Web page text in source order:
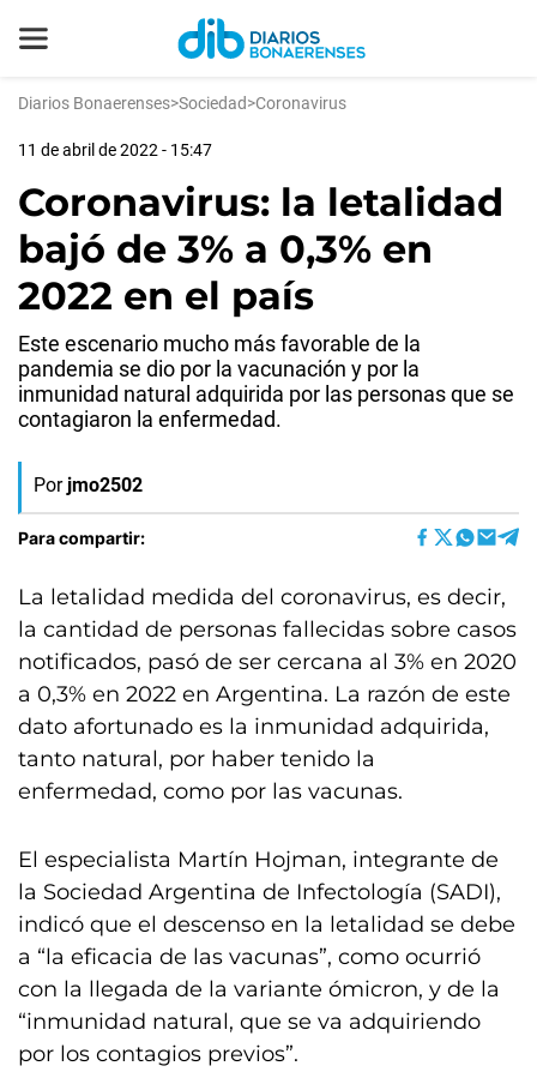
Diarios Bonaerenses>Sociedad>Coronavirus
11 de abril de 2022 - 15:47
Coronavirus: la letalidad
bajó de 3% a 0,3% en
2022 en el país
Este escenario mucho más favorable de la
pandemia se dio por la vacunación y por la
inmunidad natural adquirida por las personas que se
contagiaron la enfermedad.
Por jmo2502
Para compartir:
La letalidad medida del coronavirus, es decir,
la cantidad de personas fallecidas sobre casos
notificados, pasó de ser cercana al 3% en 2020
a 0,3% en 2022 en Argentina. La razón de este
dato afortunado es la inmunidad adquirida,
tanto natural, por haber tenido la
enfermedad, como por las vacunas.
El especialista Martín Hojman, integrante de
la Sociedad Argentina de Infectología (SADI),
indicó que el descenso en la letalidad se debe
a “la eficacia de las vacunas”, como ocurrió
con la llegada de la variante ómicron, y de la
“inmunidad natural, que se va adquiriendo
por los contagios previos”.